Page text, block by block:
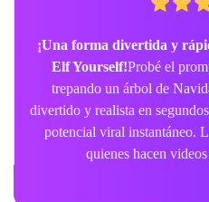
¡Una forma divertida y
Elf Yourself!Probé el
trepando un árbol de
divertido y realista en
potencial viral instantáneo.
quienes hacen